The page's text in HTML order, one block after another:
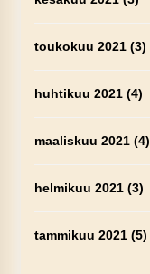
toukokuu 2021(3)
huhtikuu 2021(4)
maaliskuu 2021(4)
helmikuu 2021(3)
tammikuu 2021(5)